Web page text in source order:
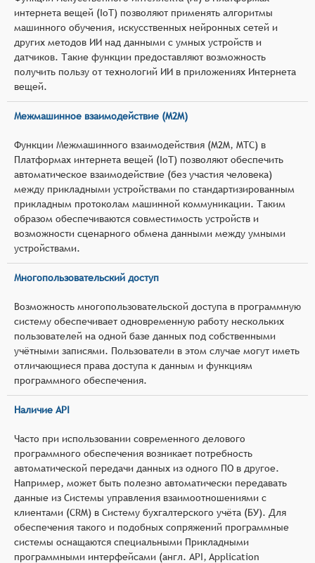
интернета вещей (IoT) позволяют применять алгоритмы
машинного обучения, искусственных нейронных сетей и
других методов ИИ над данными с умных устройств и
датчиков. Такие функции предоставляют возможность
получить пользу от технологий ИИ в приложениях Интернета
вещей.
Межмашинное взаимодействие (M2M)
Функции Межмашинного взаимодействия (M2M, MTC) в
Платформах интернета вещей (IoT) позволяют обеспечить
автоматическое взаимодействие (без участия человека)
между прикладными устройствами по стандартизированным
прикладным протоколам машинной коммуникации. Таким
образом обеспечиваются совместимость устройств и
возможности сценарного обмена данными между умными
устройствами.
Многопользовательский доступ
Возможность многопользовательской доступа в программную
систему обеспечивает одновременную работу нескольких
пользователей на одной базе данных под собственными
учётными записями. Пользователи в этом случае могут иметь
отличающиеся права доступа к данным и функциям
программного обеспечения.
Наличие API
Часто при использовании современного делового
программного обеспечения возникает потребность
автоматической передачи данных из одного ПО в другое.
Например, может быть полезно автоматически передавать
данные из Системы управления взаимоотношениями с
клиентами (CRM) в Систему бухгалтерского учёта (БУ). Для
обеспечения такого и подобных сопряжений программные
системы оснащаются специальными Прикладными
программными интерфейсами (англ. API, Application